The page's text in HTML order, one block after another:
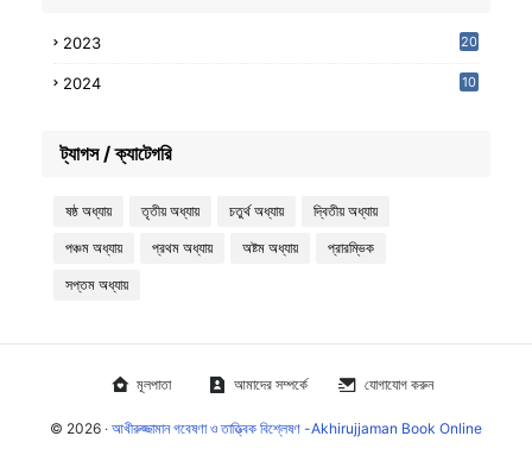
2023 20
2024
10
ট্যাগস / ক্যাটেগরি
ষষ্ঠ অধ্যায় তৃতীয় অধ্যায় চতুর্থ অধ্যায় দ্বিতীয় অধ্যায়
পঞ্চম অধ্যায় প্রথম অধ্যায় অষ্টম অধ্যায় প্রারম্ভিক
সপ্তম অধ্যায়
মূলপাতা আমাদের সম্পর্কে যোগাযোগ করুন
© 2026 ‧ আখীরুজ্জামান গবেষণা ও তাত্ত্বিক বিশ্লেষণ -Akhirujjaman Book Online